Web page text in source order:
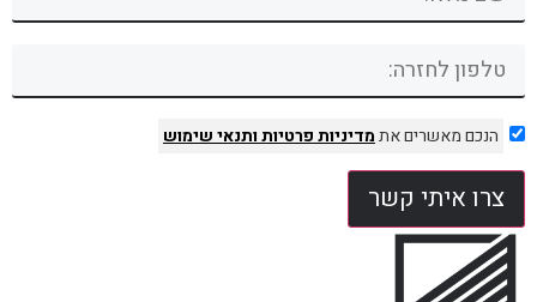
הנכם מאשרים אתמדיניות פרטיותותנאי שימוש
צרו איתי קשר